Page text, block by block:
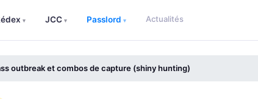
▾ JCC ▾ Passlord ▾ Actualités
outbreak et combos de capture (shiny hunting)